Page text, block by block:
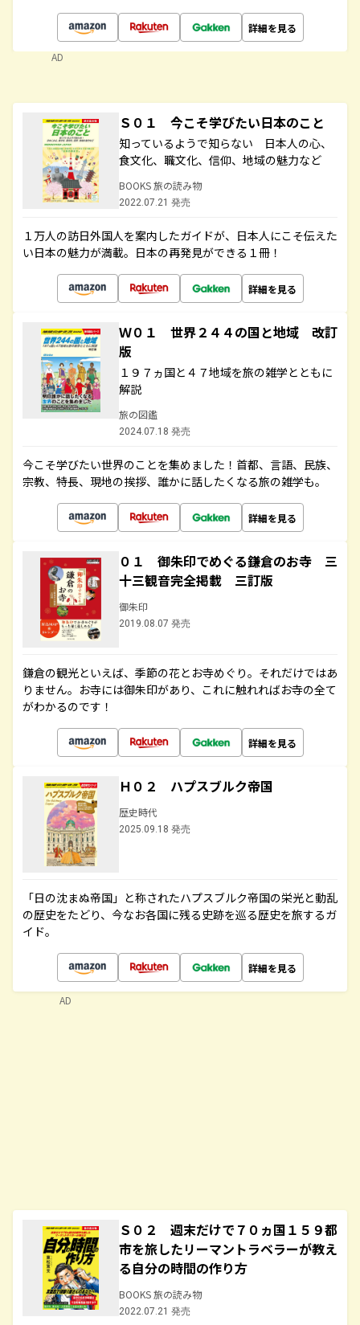
詳細を見る
AD
Ｓ０１ 今こそ学びたい日本のこと
知っているようで知らない 日本人の心、
食文化、職文化、信仰、地域の魅力など
BOOKS 旅の読み物
2022.07.21 発売
１万人の訪日外国人を案内したガイドが、日本人にこそ伝えた
い日本の魅力が満載。日本の再発見ができる１冊！
詳細を見る
Ｗ０１ 世界２４４の国と地域 改訂
版
１９７ヵ国と４７地域を旅の雑学とともに
解説
旅の図鑑
2024.07.18 発売
今こそ学びたい世界のことを集めました！首都、言語、民族、
宗教、特長、現地の挨拶、誰かに話したくなる旅の雑学も。
詳細を見る
０１ 御朱印でめぐる鎌倉のお寺 三
十三観音完全掲載 三訂版
御朱印
2019.08.07 発売
鎌倉の観光といえば、季節の花とお寺めぐり。それだけではあ
りません。お寺には御朱印があり、これに触れればお寺の全て
がわかるのです！
詳細を見る
Ｈ０２ ハプスブルク帝国
歴史時代
2025.09.18 発売
「日の沈まぬ帝国」と称されたハプスブルク帝国の栄光と動乱
の歴史をたどり、今なお各国に残る史跡を巡る歴史を旅するガ
イド。
詳細を見る
Ｓ０２ 週末だけで７０ヵ国１５９都
市を旅したリーマントラベラーが教え
る自分の時間の作り方
BOOKS 旅の読み物
2022.07.21 発売
AD